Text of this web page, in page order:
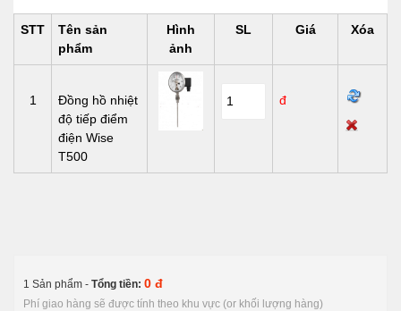
STT
Tên sản
phẩm
Hình
ảnh
SL Giá Xóa
1
Đồng hồ nhiệt
độ tiếp điểm
điện Wise
T500
đ
1 Sản phẩm - Tổng tiền: 0 đ
Phí giao hàng sẽ được tính theo khu vực (or khối lượng hàng)